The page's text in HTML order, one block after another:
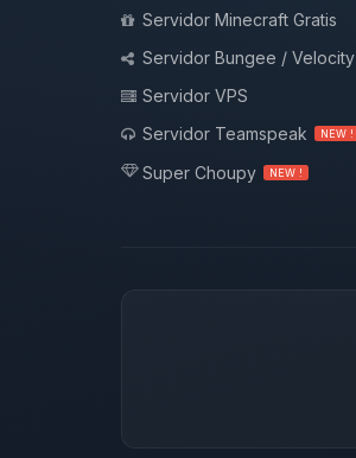
Servidor Minecraft Gratis
Servidor Bungee / Velocity
Servidor VPS
Servidor Teamspeak
NEW !
Super Choupy NEW !